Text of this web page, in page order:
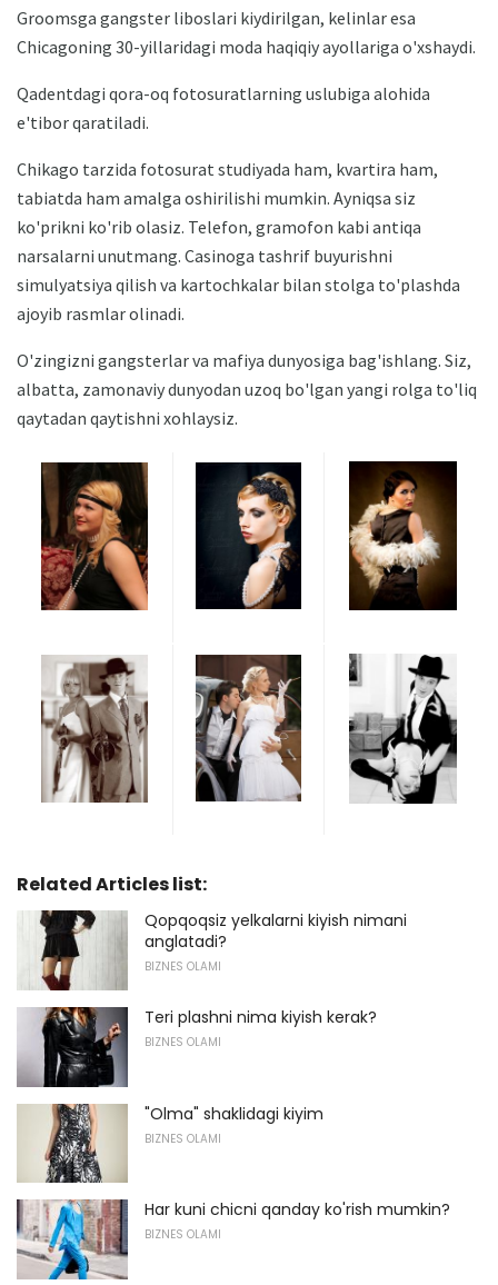
Groomsga gangster liboslari kiydirilgan, kelinlar esa
Chicagoning 30-yillaridagi moda haqiqiy ayollariga o'xshaydi.
Qadentdagi qora-oq fotosuratlarning uslubiga alohida
e'tibor qaratiladi.
Chikago tarzida fotosurat studiyada ham, kvartira ham,
tabiatda ham amalga oshirilishi mumkin. Ayniqsa siz
ko'prikni ko'rib olasiz. Telefon, gramofon kabi antiqa
narsalarni unutmang. Casinoga tashrif buyurishni
simulyatsiya qilish va kartochkalar bilan stolga to'plashda
ajoyib rasmlar olinadi.
O'zingizni gangsterlar va mafiya dunyosiga bag'ishlang. Siz,
albatta, zamonaviy dunyodan uzoq bo'lgan yangi rolga to'liq
qaytadan qaytishni xohlaysiz.
Related Articles list:
Qopqoqsiz yelkalarni kiyish nimani
anglatadi?
BIZNES OLAMI
Teri plashni nima kiyish kerak?
BIZNES OLAMI
"Olma" shaklidagi kiyim
BIZNES OLAMI
Har kuni chicni qanday ko'rish mumkin?
BIZNES OLAMI